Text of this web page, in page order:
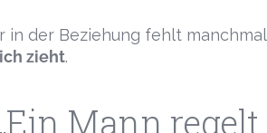
in der Beziehung fehlt manchmal
zieht.
Mann regelt.